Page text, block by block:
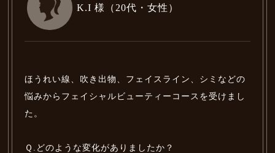
K.I 様（20代・女性）
ほうれい線、吹き出物、フェイスライン、シミなどの
悩みからフェイシャルビューティーコースを受けまし
た。
Ｑ.どのような変化がありましたか？